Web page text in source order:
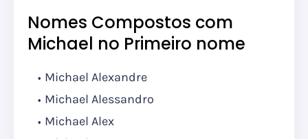
Nomes Compostos com
Michael no Primeiro nome
Michael Alexandre
Michael Alessandro
Michael Alex